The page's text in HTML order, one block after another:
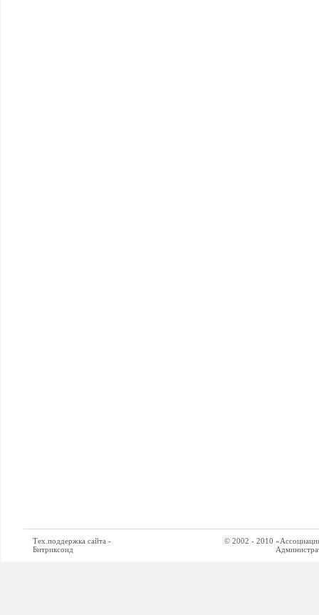
Тех.поддержка сайта -
Битриксоид
© 2002 - 2010 «Ассоциация